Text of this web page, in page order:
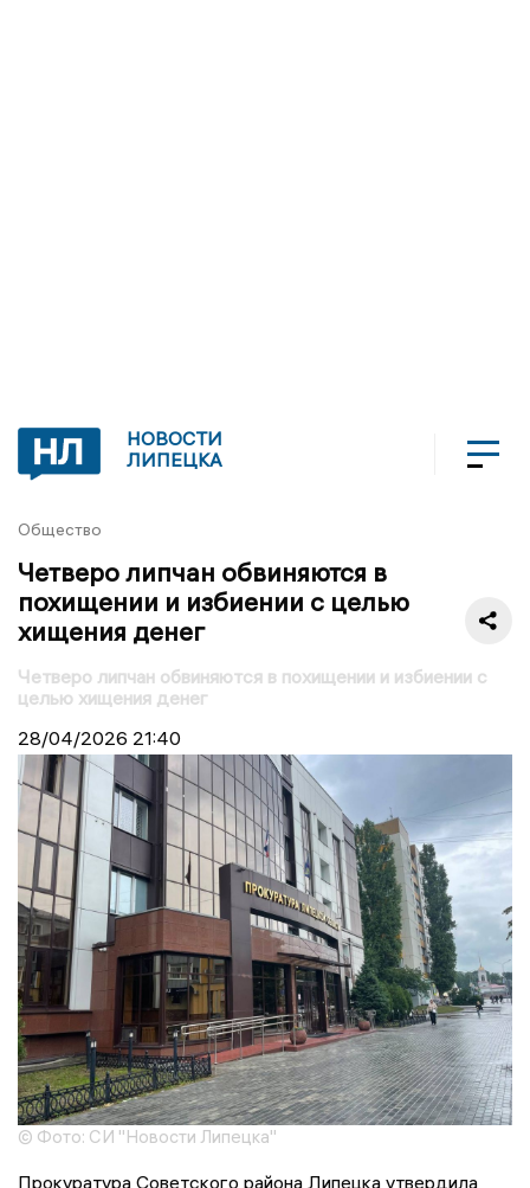
НОВОСТИ
ЛИПЕЦКА
Общество
Четверо липчан обвиняются в
похищении и избиении с целью
хищения денег
Четверо липчан обвиняются в похищении и избиении с
целью хищения денег
28/04/2026 21:40
© Фото: СИ "Новости Липецка"
Прокуратура Советского района Липецка утвердила